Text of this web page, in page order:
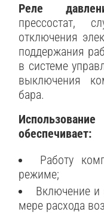
Реле
прессостат,
отключения
поддержания
в системе
выключения
бара.
обеспечивает:
Работу
режиме;
Включение и
мере расхода